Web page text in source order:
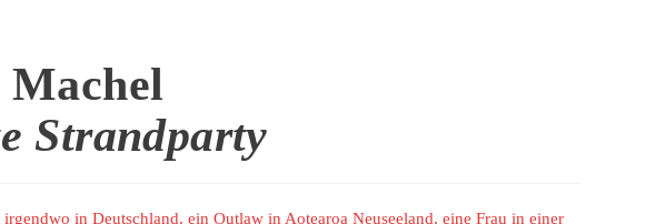
Machel
Strandparty
in Deutschland, ein Outlaw in Aotearoa Neuseeland, eine Frau in einer